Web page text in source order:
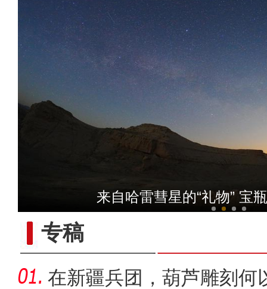
【与你为邻】新疆水
来自哈雷彗星的“礼物” 宝
专稿
在新疆兵团，葫芦雕刻何